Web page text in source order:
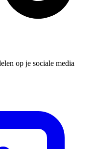
op je sociale media